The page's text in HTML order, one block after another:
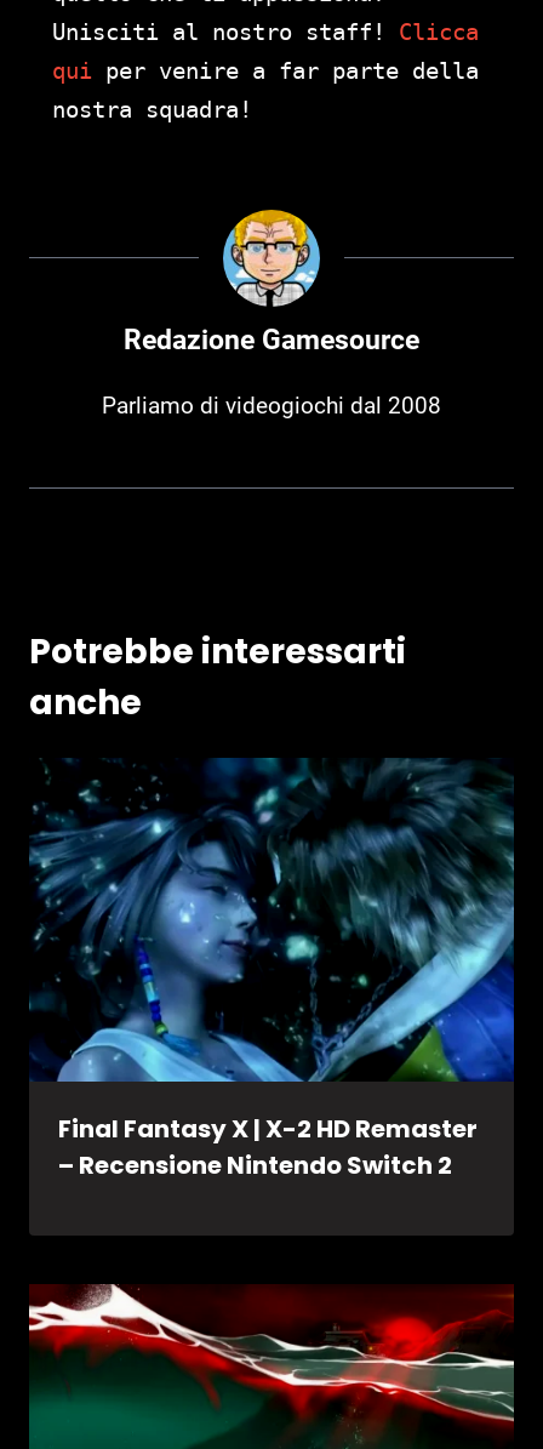
Unisciti al nostro staff! Clicca
qui per venire a far parte della
nostra squadra!
Redazione Gamesource
Parliamo di videogiochi dal 2008
Potrebbe interessarti
anche
Final Fantasy X | X-2 HD Remaster
– Recensione Nintendo Switch 2